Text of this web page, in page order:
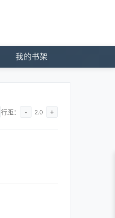
我的书架
行距： - 2.0 +